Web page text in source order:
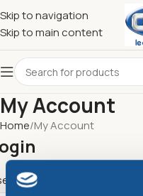
Skip to navigation
Skip to main content
My Account
Home My Account
or email address